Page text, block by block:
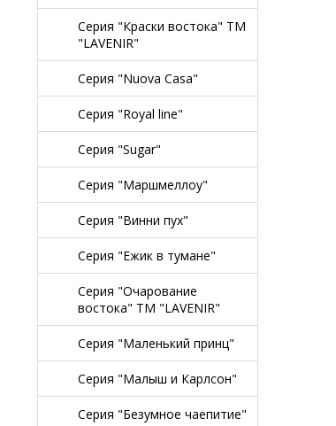
Серия "Краски востока" TM
"LAVENIR"
Серия "Nuova Casa"
Серия "Royal line"
Серия "Sugar"
Серия "Маршмеллоу"
Серия "Винни пух"
Серия "Ежик в тумане"
Серия "Очарование
востока" TM "LAVENIR"
Серия "Маленький принц"
Серия "Малыш и Карлсон"
Серия "Безумное чаепитие"